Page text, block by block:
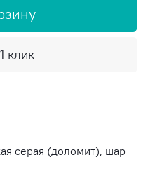
клик
серая (доломит), шар